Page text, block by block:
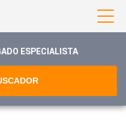
ESPECIALISTA